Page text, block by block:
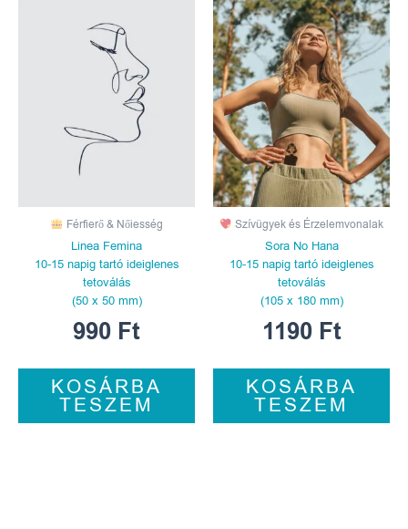
Férfierő & Nőiesség
Linea Femina
10-15 napig tartó ideiglenes
tetoválás
(50 x 50 mm)
990 Ft
KOSÁRBA
TESZEM
Szívügyek és Érzelemvonalak
Sora No Hana
10-15 napig tartó ideiglenes
tetoválás
(105 x 180 mm)
1190 Ft
KOSÁRBA
TESZEM